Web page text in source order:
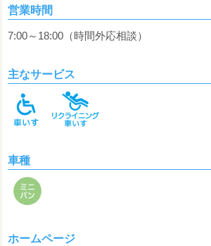
営業時間
7:00～18:00（時間外応相談）
主なサービス
車種
ホームページ